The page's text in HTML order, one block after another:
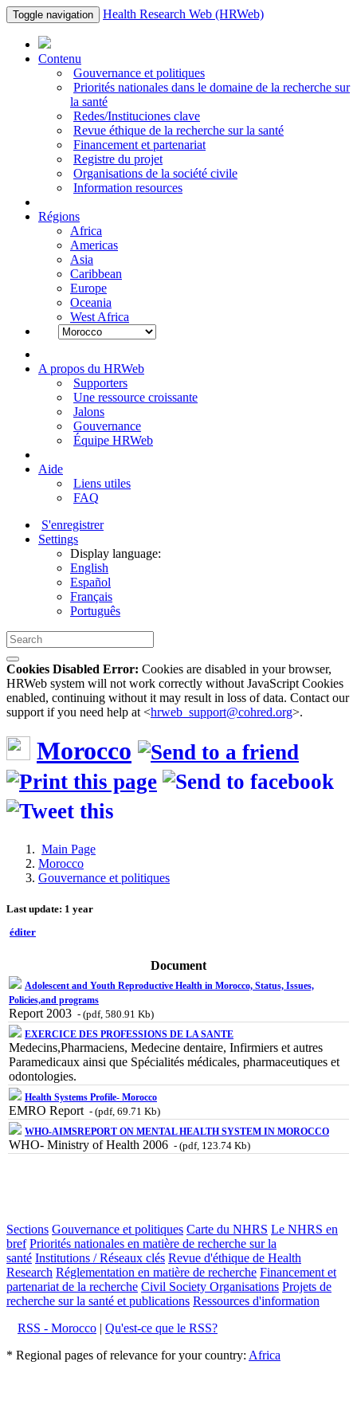
Toggle navigation Health Research Web (HRWeb)
Contenu
Gouvernance et politiques
Priorités nationales dans le domaine de la recherche sur
la santé
Redes/Instituciones clave
Revue éthique de la recherche sur la santé
Financement et partenariat
Registre du projet
Organisations de la société civile
Information resources
Régions
Africa
Americas
Asia
Caribbean
Europe
Oceania
West Africa
A propos du HRWeb
Supporters
Une ressource croissante
Jalons
Gouvernance
Équipe HRWeb
Aide
Liens utiles
FAQ
S'enregistrer
Settings
Display language:
English
Español
Français
Português
Cookies Disabled Error: Cookies are disabled in your browser,
HRWeb system will not work correctly without JavaScript Cookies
enabled, continuing without it may result in loss of data. Contact our
support if you need help at <hrweb_support@cohred.org>.
Morocco
Main Page
Morocco
Gouvernance et politiques
Last update: 1 year
éditer
Document
Adolescent and Youth Reproductive Health in Morocco, Status, Issues,
Policies,and programs
Report 2003 - (pdf, 580.91 Kb)
EXERCICE DES PROFESSIONS DE LA SANTE
Medecins,Pharmaciens, Medecine dentaire, Infirmiers et autres
Paramedicaux ainsi que Spécialités médicales, pharmaceutiques et
odontologies.
Health Systems Profile- Morocco
EMRO Report - (pdf, 69.71 Kb)
WHO-AIMSREPORT ON MENTAL HEALTH SYSTEM IN MOROCCO
WHO- Ministry of Health 2006 - (pdf, 123.74 Kb)
Sections Gouvernance et politiques Carte du NHRS Le NHRS en
bref Priorités nationales en matière de recherche sur la
santé Institutions / Réseaux clés Revue d'éthique de Health
Research Réglementation en matière de recherche Financement et
partenariat de la recherche Civil Society Organisations Projets de
recherche sur la santé et publications Ressources d'information
RSS - Morocco
Qu'est-ce que le RSS?
* Regional pages of relevance for your country: Africa